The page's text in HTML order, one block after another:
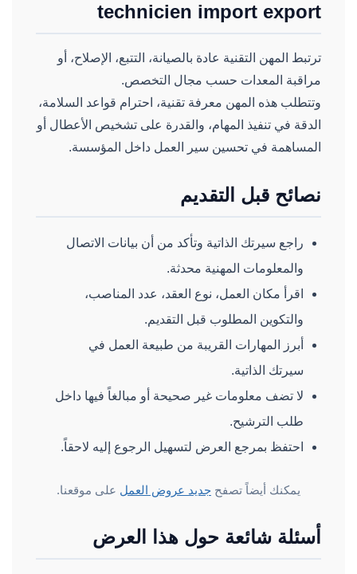
technicien import export
ترتبط المهن التقنية عادة بالصيانة، التتبع، الإصلاح، أو
مراقبة المعدات حسب مجال التخصص.
وتتطلب هذه المهن معرفة تقنية، احترام قواعد السلامة،
الدقة في تنفيذ المهام، والقدرة على تشخيص الأعطال أو
المساهمة في تحسين سير العمل داخل المؤسسة.
نصائح قبل التقديم
راجع سيرتك الذاتية وتأكد من أن بيانات الاتصال
والمعلومات المهنية محدثة.
اقرأ مكان العمل، نوع العقد، عدد المناصب،
والتكوين المطلوب قبل التقديم.
أبرز المهارات القريبة من طبيعة العمل في
سيرتك الذاتية.
لا تضف معلومات غير صحيحة أو مبالغاً فيها داخل
طلب الترشيح.
احتفظ بمرجع العرض لتسهيل الرجوع إليه لاحقاً.
يمكنك أيضاً تصفح جديد عروض العمل على موقعنا.
أسئلة شائعة حول هذا العرض